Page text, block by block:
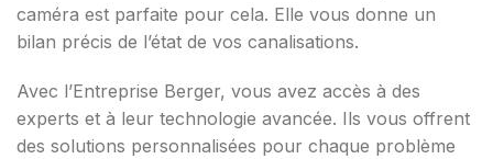
caméra est parfaite pour cela. Elle vous donne un
bilan précis de l’état de vos canalisations.
Avec l’Entreprise Berger, vous avez accès à des
experts et à leur technologie avancée. Ils vous offrent
des solutions personnalisées pour chaque problème